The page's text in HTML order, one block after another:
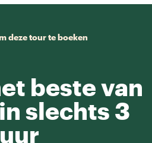
deze tour te boeken
beste van
slechts 3
uur